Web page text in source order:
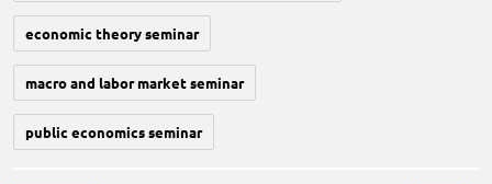
economic theory seminar
macro and labor market seminar
public economics seminar